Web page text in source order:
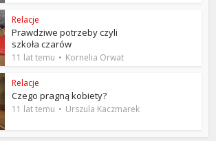
Relacje
Prawdziwe potrzeby czyli
szkoła czarów
11 lat temu Kornelia Orwat
Relacje
Czego pragną kobiety?
11 lat temu Urszula Kaczmarek